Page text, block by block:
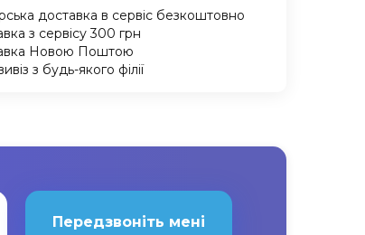
доставка в сервіс безкоштовно
з сервісу 300 грн
Новою Поштою
з будь-якого філії
Передзвоніть мені